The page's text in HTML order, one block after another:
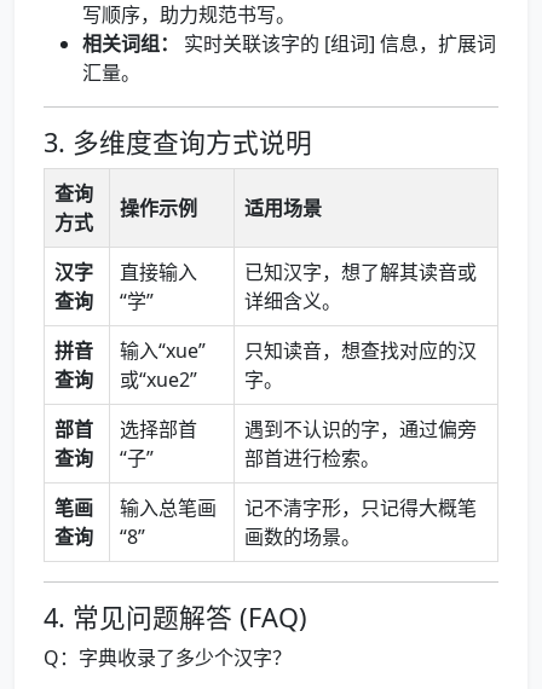
写顺序，助力规范书写。
相关词组：
实时关联该字的 [组词] 信息，扩展词
汇量。
3. 多维度查询方式说明
查询
方式
操作示例 适用场景
汉字
查询
直接输入
“学”
已知汉字，想了解其读音或
详细含义。
拼音
查询
输入“xue”
或“xue2”
只知读音，想查找对应的汉
字。
部首
查询
选择部首
“子”
遇到不认识的字，通过偏旁
部首进行检索。
笔画
查询
输入总笔画
“8”
记不清字形，只记得大概笔
画数的场景。
4. 常见问题解答 (FAQ)
Q：字典收录了多少个汉字？